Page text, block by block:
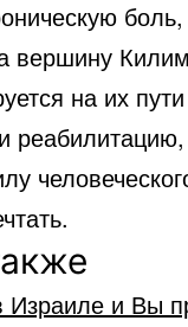
вершину
на их
реабилитацию,
Израиле и Вы